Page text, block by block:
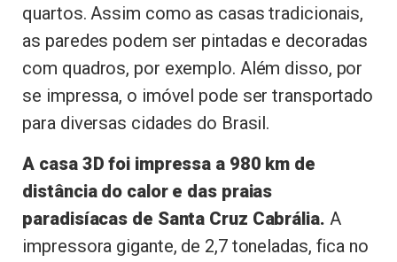
quartos. Assim como as casas tradicionais,
as paredes podem ser pintadas e decoradas
com quadros, por exemplo. Além disso, por
se impressa, o imóvel pode ser transportado
para diversas cidades do Brasil.
A casa 3D foi impressa a 980 km de
distância do calor e das praias
paradisíacas de Santa Cruz Cabrália. A
impressora gigante, de 2,7 toneladas, fica no